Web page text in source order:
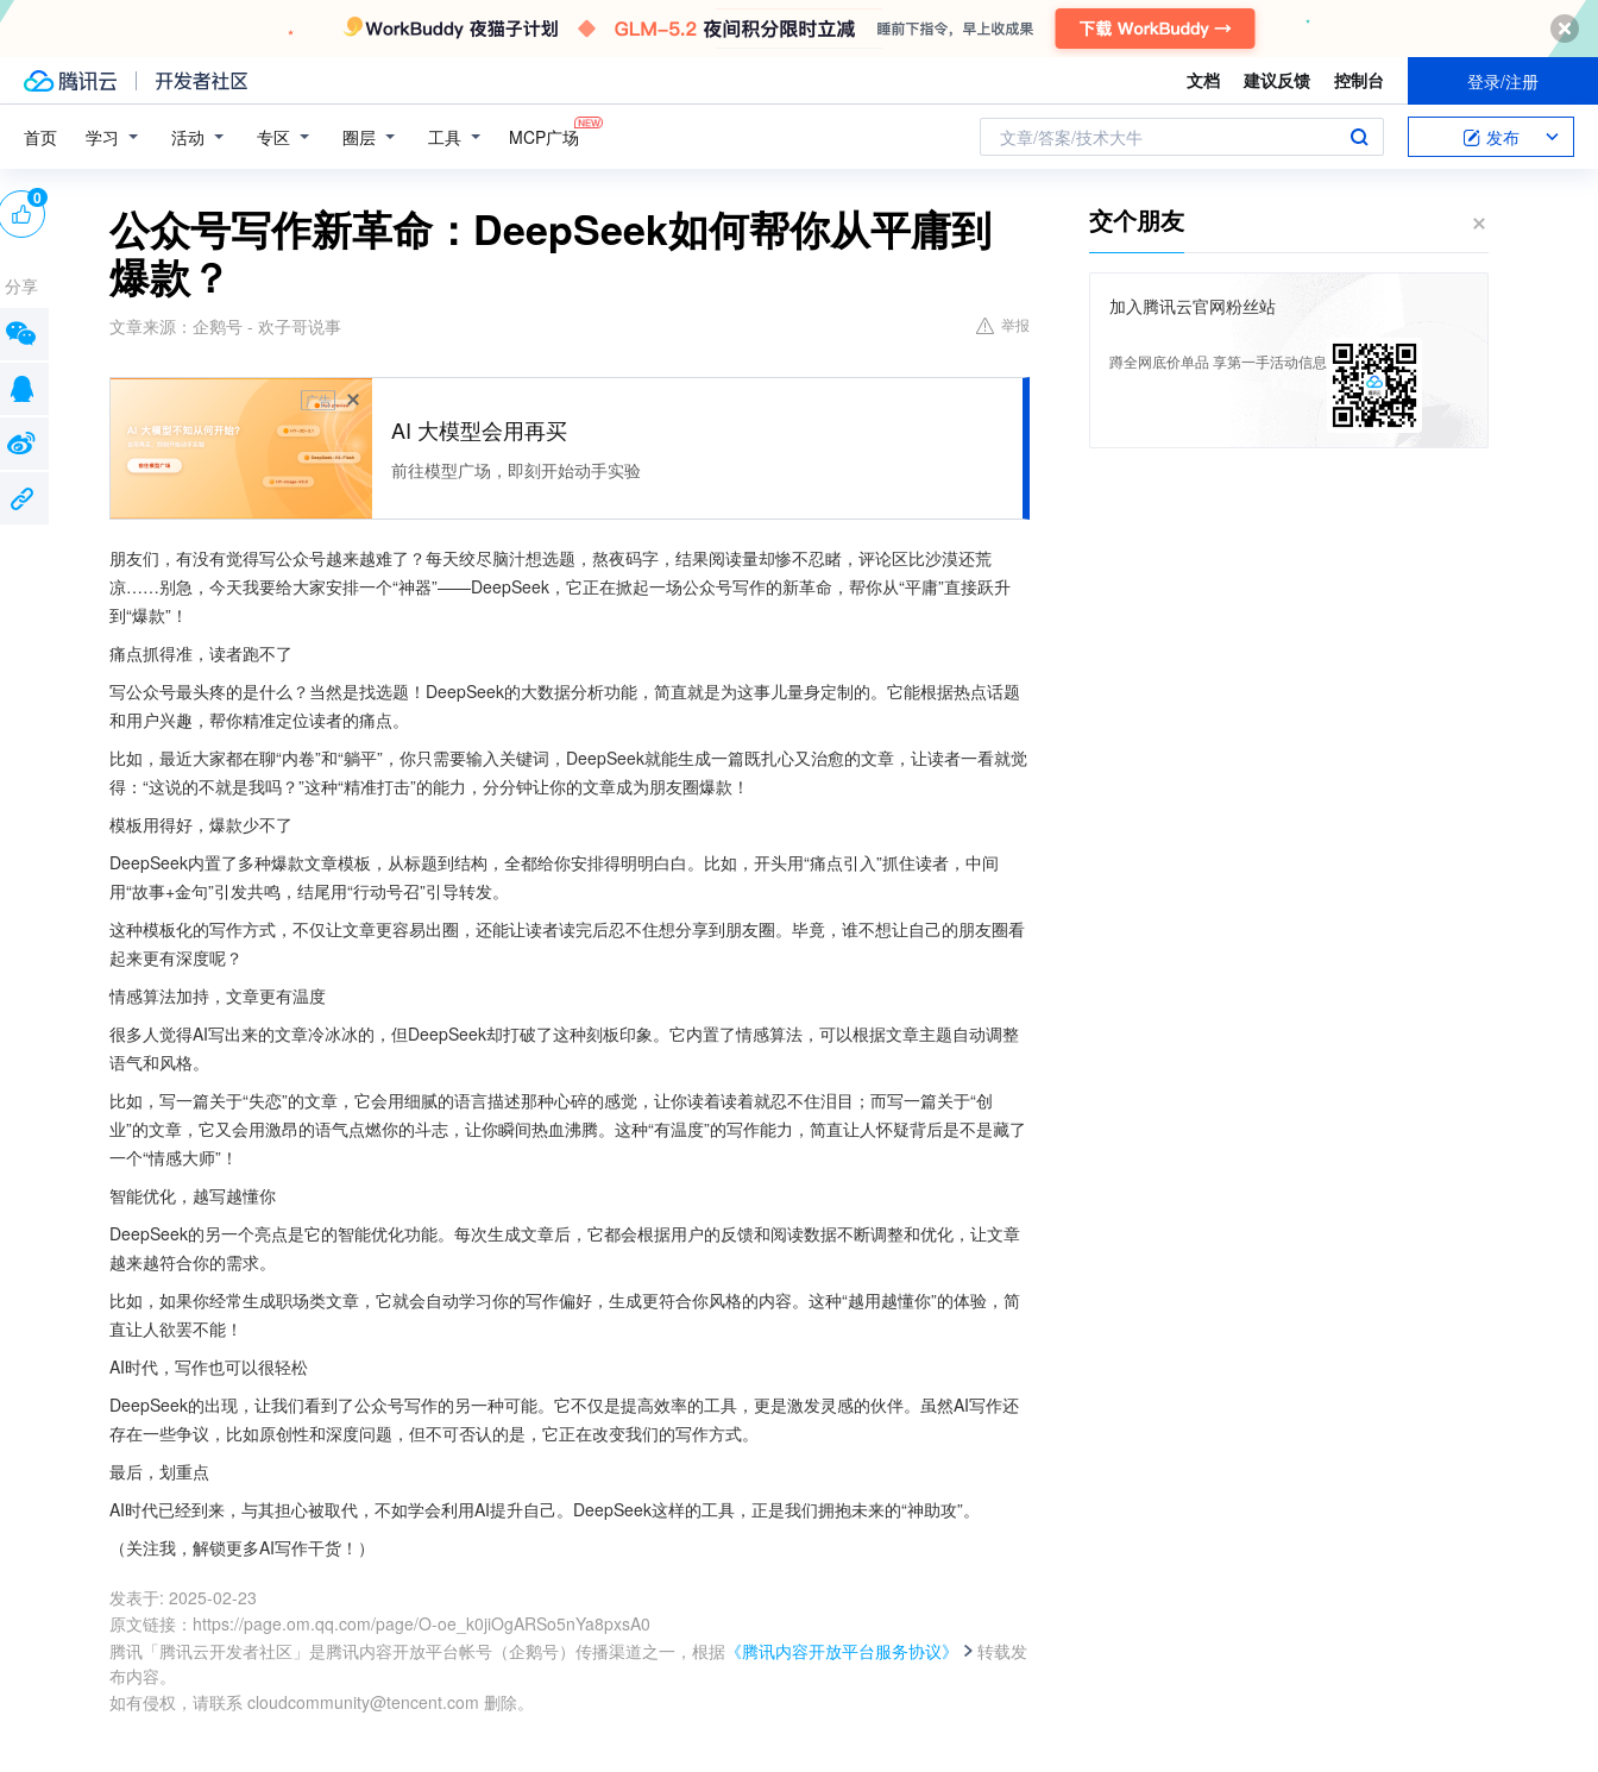
文档 建议反馈 控制台 登录/注册
首页 学习 活动 专区 圈层 工具 MCP广场 文章/答案/技术大牛 发布
公众号写作新革命：DeepSeek如何帮你从平庸到
爆款？
文章来源： 企鹅号 - 欢子哥说事 举报
广告
AI 大模型会用再买
前往模型广场，即刻开始动手实验
朋友们，有没有觉得写公众号越来越难了？每天绞尽脑汁想选题，熬夜码字，结果阅读量却惨不忍睹，评论区比沙漠还荒
凉……别急，今天我要给大家安排一个“神器”——DeepSeek，它正在掀起一场公众号写作的新革命，帮你从“平庸”直接跃升
到“爆款”！
痛点抓得准，读者跑不了
写公众号最头疼的是什么？当然是找选题！DeepSeek的大数据分析功能，简直就是为这事儿量身定制的。它能根据热点话题
和用户兴趣，帮你精准定位读者的痛点。
比如，最近大家都在聊“内卷”和“躺平”，你只需要输入关键词，DeepSeek就能生成一篇既扎心又治愈的文章，让读者一看就觉
得：“这说的不就是我吗？”这种“精准打击”的能力，分分钟让你的文章成为朋友圈爆款！
模板用得好，爆款少不了
DeepSeek内置了多种爆款文章模板，从标题到结构，全都给你安排得明明白白。比如，开头用“痛点引入”抓住读者，中间
用“故事+金句”引发共鸣，结尾用“行动号召”引导转发。
这种模板化的写作方式，不仅让文章更容易出圈，还能让读者读完后忍不住想分享到朋友圈。毕竟，谁不想让自己的朋友圈看
起来更有深度呢？
情感算法加持，文章更有温度
很多人觉得AI写出来的文章冷冰冰的，但DeepSeek却打破了这种刻板印象。它内置了情感算法，可以根据文章主题自动调整
语气和风格。
比如，写一篇关于“失恋”的文章，它会用细腻的语言描述那种心碎的感觉，让你读着读着就忍不住泪目；而写一篇关于“创
业”的文章，它又会用激昂的语气点燃你的斗志，让你瞬间热血沸腾。这种“有温度”的写作能力，简直让人怀疑背后是不是藏了
一个“情感大师”！
智能优化，越写越懂你
DeepSeek的另一个亮点是它的智能优化功能。每次生成文章后，它都会根据用户的反馈和阅读数据不断调整和优化，让文章
越来越符合你的需求。
比如，如果你经常生成职场类文章，它就会自动学习你的写作偏好，生成更符合你风格的内容。这种“越用越懂你”的体验，简
直让人欲罢不能！
AI时代，写作也可以很轻松
DeepSeek的出现，让我们看到了公众号写作的另一种可能。它不仅是提高效率的工具，更是激发灵感的伙伴。虽然AI写作还
存在一些争议，比如原创性和深度问题，但不可否认的是，它正在改变我们的写作方式。
最后，划重点
AI时代已经到来，与其担心被取代，不如学会利用AI提升自己。DeepSeek这样的工具，正是我们拥抱未来的“神助攻”。
（关注我，解锁更多AI写作干货！）
发表于: 2025-02-23
原文链接 ： https://page.om.qq.com/page/O-oe_k0jiOgARSo5nYa8pxsA0
腾讯「腾讯云开发者社区」是腾讯内容开放平台帐号（企鹅号）传播渠道之一，根据 《腾讯内容开放平台服务协议》
转载发
布内容。
如有侵权，请联系 cloudcommunity@tencent.com 删除。
0
分享
交个朋友
加入腾讯云官网粉丝站
蹲全网底价单品 享第一手活动信息